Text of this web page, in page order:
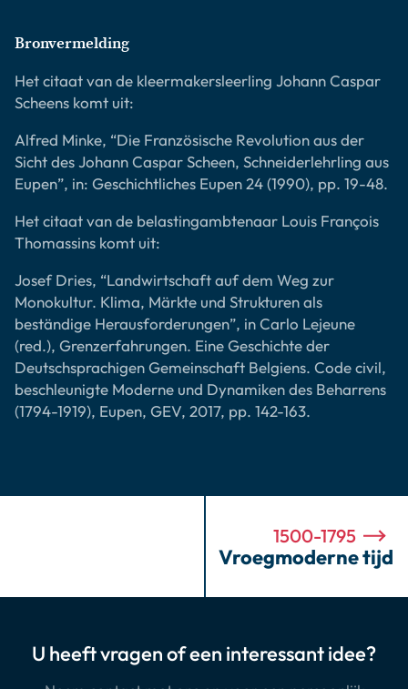
Bronvermelding
Het citaat van de kleermakersleerling Johann Caspar
Scheens komt uit:
Alfred Minke, “Die Französische Revolution aus der
Sicht des Johann Caspar Scheen, Schneiderlehrling aus
Eupen”, in: Geschichtliches Eupen 24 (1990), pp. 19-48.
Het citaat van de belastingambtenaar Louis François
Thomassins komt uit:
Josef Dries, “Landwirtschaft auf dem Weg zur
Monokultur. Klima, Märkte und Strukturen als
beständige Herausforderungen”, in Carlo Lejeune
(red.), Grenzerfahrungen. Eine Geschichte der
Deutschsprachigen Gemeinschaft Belgiens. Code civil,
beschleunigte Moderne und Dynamiken des Beharrens
(1794-1919), Eupen, GEV, 2017, pp. 142-163.
1500-1795
Vroegmoderne tijd
U heeft vragen of een interessant idee?